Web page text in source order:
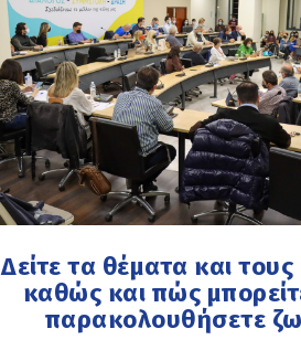
Δείτε τα θέματα και τους
καθώς και πώς
παρακολουθήσετε